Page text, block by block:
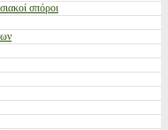
σπόροι